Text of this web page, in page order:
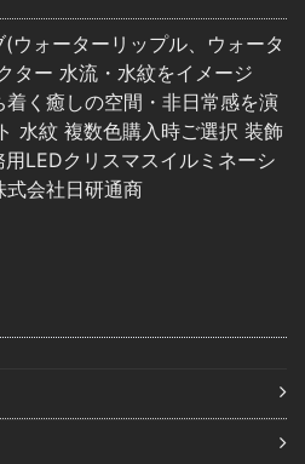
ウォーターリップル、ウォータ
ター 水流・水紋をイメージ
く癒しの空間・非日常感を演
水紋 複数色購入時ご選択 装飾
LEDクリスマスイルミネーシ
会社日研通商